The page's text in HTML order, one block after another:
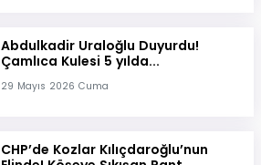
Abdulkadir Uraloğlu Duyurdu!
Çamlıca Kulesi 5 yılda...
29 Mayıs 2026 Cuma
CHP’de Kozlar Kılıçdaroğlu’nun